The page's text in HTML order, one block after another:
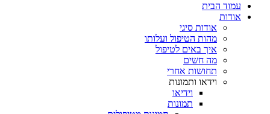
עמוד הבית
אודות
אודות סיגי
מהות הטיפול ועלותו
איך באים לטיפול
מה חשים
תחושות אחרי
וידאו ותמונות
וידיאו
תמונות